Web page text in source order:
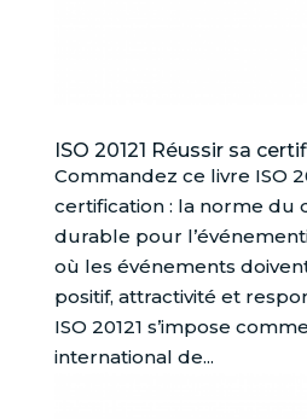
ISO 20121 Réussir sa
Commandez ce livre ISO
certification : la norme du
durable pour
où les événements
positif, attractivité et
ISO 20121 s’impose
international de...